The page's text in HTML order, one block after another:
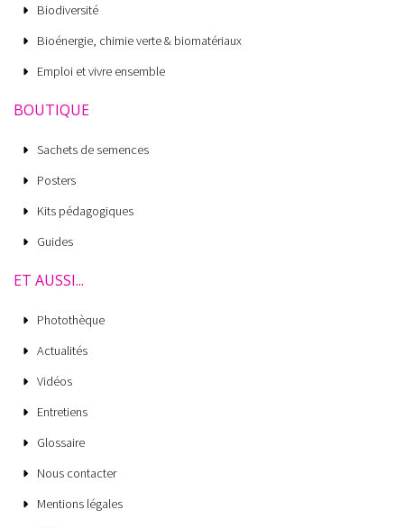
Biodiversité
Bioénergie, chimie verte & biomatériaux
Emploi et vivre ensemble
BOUTIQUE
Sachets de semences
Posters
Kits pédagogiques
Guides
ET AUSSI...
Photothèque
Actualités
Vidéos
Entretiens
Glossaire
Nous contacter
Mentions légales